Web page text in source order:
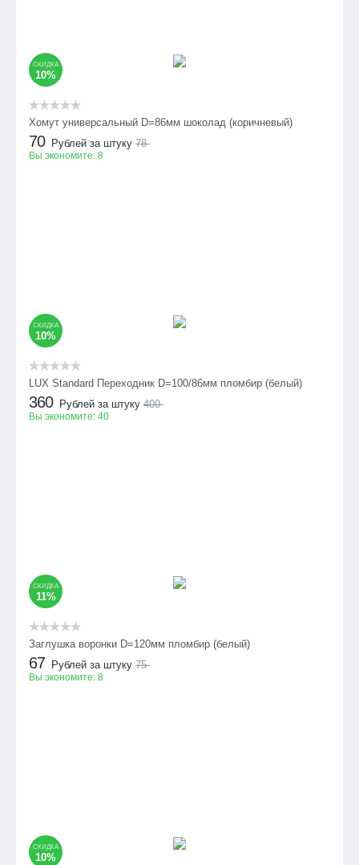
СКИДКА
10%
Хомут универсальный D=86мм шоколад (коричневый)
70 Рублей за штуку 78
Вы экономите: 8
СКИДКА
10%
LUX Standard Переходник D=100/86мм пломбир (белый)
360 Рублей за штуку 400
Вы экономите: 40
СКИДКА
11%
Заглушка воронки D=120мм пломбир (белый)
67 Рублей за штуку 75
Вы экономите: 8
СКИДКА
10%